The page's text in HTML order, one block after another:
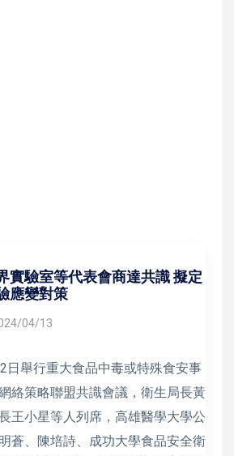
實驗室等代表會商達共識 擬定
應變對策
04/13
日舉行重大食品中毒或特殊食安事
絡策略聯盟共識會議，衛生局長黃
王小星等人列席，高雄醫學大學公
蒼、陳培詩、成功大學食品安全衛